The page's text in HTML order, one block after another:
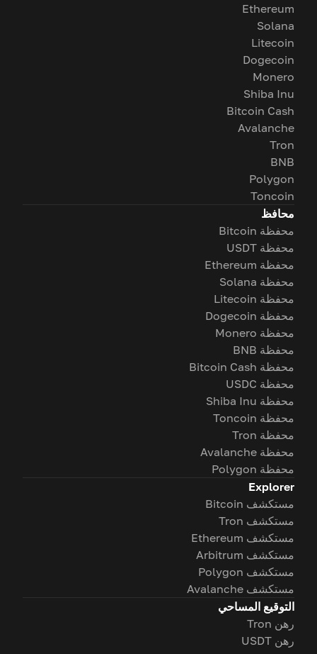
Ethereum
Solana
Litecoin
Dogecoin
Monero
Shiba Inu
Bitcoin Cash
Avalanche
Tron
BNB
Polygon
Toncoin
محافظ
محفظة Bitcoin
محفظة USDT
محفظة Ethereum
محفظة Solana
محفظة Litecoin
محفظة Dogecoin
محفظة Monero
محفظة BNB
محفظة Bitcoin Cash
محفظة USDC
محفظة Shiba Inu
محفظة Toncoin
محفظة Tron
محفظة Avalanche
محفظة Polygon
Explorer
مستكشف Bitcoin
مستكشف Tron
مستكشف Ethereum
مستكشف Arbitrum
مستكشف Polygon
مستكشف Avalanche
التوقيع المساحي
رهن Tron
رهن USDT